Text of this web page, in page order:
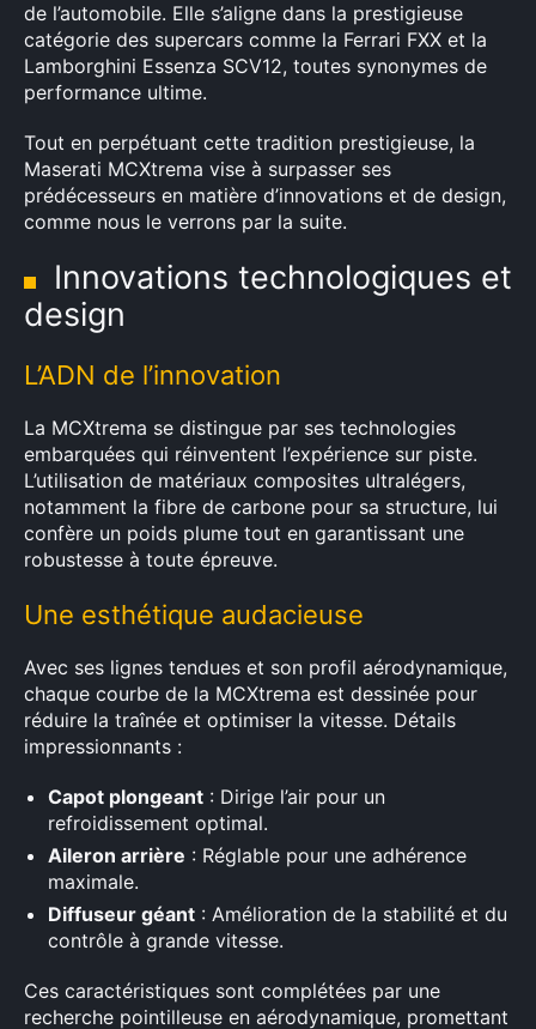
de l’automobile. Elle s’aligne dans la prestigieuse
catégorie des supercars comme la Ferrari FXX et la
Lamborghini Essenza SCV12, toutes synonymes de
performance ultime.
Tout en perpétuant cette tradition prestigieuse, la
Maserati MCXtrema vise à surpasser ses
prédécesseurs en matière d’innovations et de design,
comme nous le verrons par la suite.
Innovations technologiques et
design
L’ADN de l’innovation
La MCXtrema se distingue par ses technologies
embarquées qui réinventent l’expérience sur piste.
L’utilisation de matériaux composites ultralégers,
notamment la fibre de carbone pour sa structure, lui
confère un poids plume tout en garantissant une
robustesse à toute épreuve.
Une esthétique audacieuse
Avec ses lignes tendues et son profil aérodynamique,
chaque courbe de la MCXtrema est dessinée pour
réduire la traînée et optimiser la vitesse. Détails
impressionnants :
Capot plongeant : Dirige l’air pour un
refroidissement optimal.
Aileron arrière : Réglable pour une adhérence
maximale.
Diffuseur géant : Amélioration de la stabilité et du
contrôle à grande vitesse.
Ces caractéristiques sont complétées par une
recherche pointilleuse en aérodynamique, promettant